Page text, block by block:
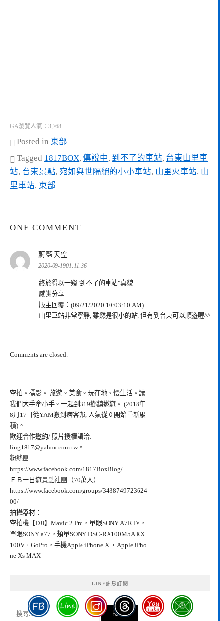
GA瀏覽人氣：3,768
Posted in 東部
Tagged 1817BOX, 傳說中, 到不了的車站, 台東山里車
站, 台東景點, 宛如與世隔絕的小小車站, 山里火車站, 山
里車站, 東部
ONE COMMENT
蔚藍天空
示:
2020-09-1901:11:36
終於得以一窺"到不了的車站"真貌
感謝分享
版主回覆：(09/21/2020 10:03:10 AM)
山里車站非常寧靜, 雖然是很小的站, 但有到台東可以順遊喔^^
Comments are closed.
空拍。攝影。 旅遊。美食。玩在地。慢生活。讓
我們大手牽小手。一起到319鄉鎮遨遊。 (2018年
8月17日從YAM搬到痞客邦, 人氣從０開始重新累
積)。
歡迎合作邀約/ 照片授權請洽:
ling1817@yahoo.com.tw。
粉絲團
https://www.facebook.com/1817BoxBlog/
ＦＢ一日遊景點社團（70萬人）
https://www.facebook.com/groups/3438749723624
00/
拍攝器材：
空拍機【DJI】Mavic 2 Pro，單眼SONY A7R IV，
單眼SONY a77，類單SONY DSC-RX100M5A RX
100V，GoPro，手機Apple iPhone X ，Apple iPho
ne Xs MAX
LINE訊息訂閱